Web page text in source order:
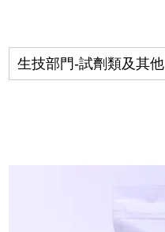
生技部門-試劑類及其他